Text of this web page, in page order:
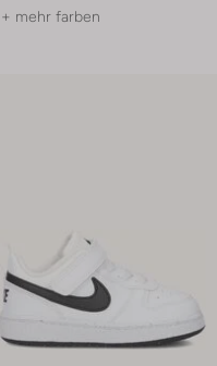
+ mehr farben